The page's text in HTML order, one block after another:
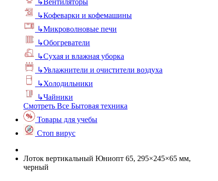
↳Кофеварки и кофемашины
↳Микроволновые печи
↳Обогреватели
↳Сухая и влажная уборка
↳Увлажнители и очистители воздуха
↳Холодильники
↳Чайники
Смотреть Все Бытовая техника
Товары для учебы
Стоп вирус
Лоток вертикальный Юниопт 65, 295×245×65 мм,
черный